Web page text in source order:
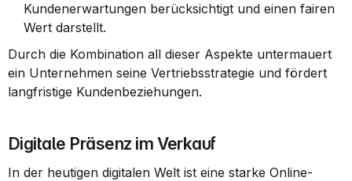
Kundenerwartungen berücksichtigt und einen fairen
Wert darstellt.
Durch die Kombination all dieser Aspekte untermauert
ein Unternehmen seine Vertriebsstrategie und fördert
langfristige Kundenbeziehungen.
Digitale Präsenz im Verkauf
In der heutigen digitalen Welt ist eine starke Online-